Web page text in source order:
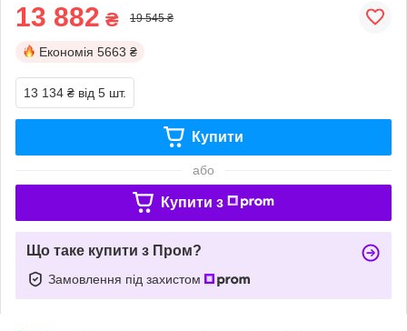
13 882 ₴ 19 545 ₴
Економія 5663 ₴
13 134 ₴ від 5 шт.
Купити
або
Купити з
Що таке купити з Пром?
Замовлення під захистом